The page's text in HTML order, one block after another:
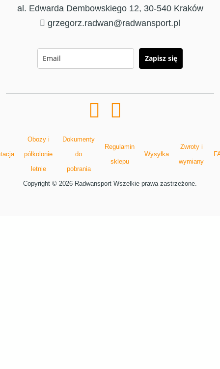
al. Edwarda Dembowskiego 12, 30-540 Kraków
grzegorz.radwan@radwansport.pl
Zapisz się
Obozy i
półkolonie
letnie
Dokumenty
do
pobrania
Regulamin
sklepu
Wysyłka
Zwroty i
wymiany
Copyright © 2026 Radwansport Wszelkie prawa zastrzeżone.